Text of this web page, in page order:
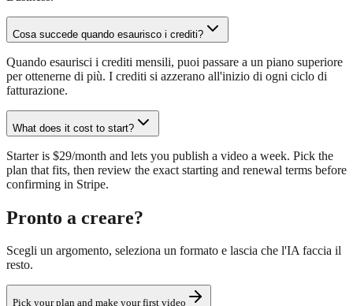
Cosa succede quando esaurisco i crediti?
Quando esaurisci i crediti mensili, puoi passare a un piano superiore
per ottenerne di più. I crediti si azzerano all'inizio di ogni ciclo di
fatturazione.
What does it cost to start?
Starter is $29/month and lets you publish a video a week. Pick the
plan that fits, then review the exact starting and renewal terms before
confirming in Stripe.
Pronto a creare?
Scegli un argomento, seleziona un formato e lascia che l'IA faccia il
resto.
Pick your plan and make your first video